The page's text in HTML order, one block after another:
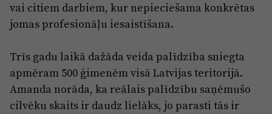
vai citiem darbiem, kur nepieciešama konkrētas
jomas profesionāļu iesaistīšana.
Trīs gadu laikā dažāda veida palīdzība sniegta
apmēram 500 ģimenēm visā Latvijas teritorijā.
Amanda norāda, ka reālais palīdzību saņēmušo
cilvēku skaits ir daudz lielāks, jo parasti tās ir